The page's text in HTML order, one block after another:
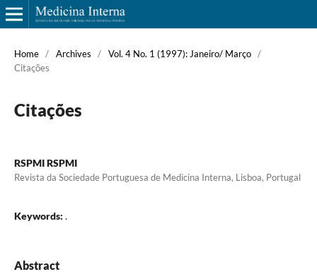
Home / Archives / Vol. 4 No. 1 (1997): Janeiro/ Março /
Citações
Citações
RSPMI RSPMI
Revista da Sociedade Portuguesa de Medicina Interna, Lisboa, Portugal
Keywords: .
Abstract